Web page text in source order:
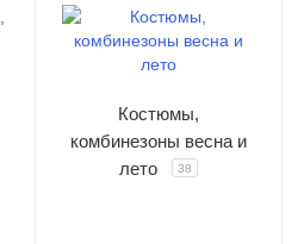
Костюмы,
комбинезоны весна и
лето
38